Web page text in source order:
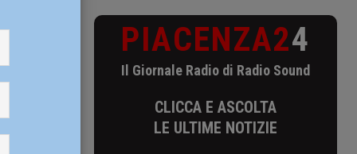
PIACENZA24
Il Giornale Radio di Radio Sound
CLICCA E ASCOLTA
LE ULTIME NOTIZIE